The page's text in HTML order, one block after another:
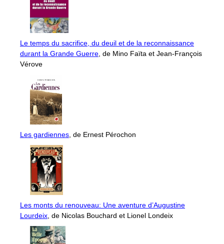
Le temps du sacrifice, du deuil et de la reconnaissance
durant la Grande Guerre, de Mino Faïta et Jean-François
Vérove
Les gardiennes, de Ernest Pérochon
Les monts du renouveau: Une aventure d’Augustine
Lourdeix, de Nicolas Bouchard et Lionel Londeix